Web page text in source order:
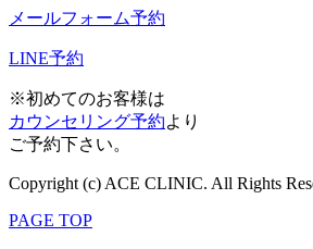
メールフォーム予約
LINE予約
※初めてのお客様は
カウンセリング予約より
ご予約下さい。
Copyright (c) ACE CLINIC. All Rights
PAGE TOP